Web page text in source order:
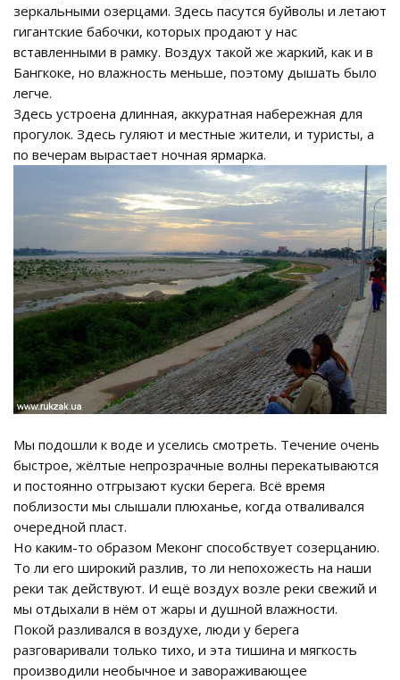
зеркальными озерцами. Здесь пасутся буйволы и летают
гигантские бабочки, которых продают у нас
вставленными в рамку. Воздух такой же жаркий, как и в
Бангкоке, но влажность меньше, поэтому дышать было
легче.
Здесь устроена длинная, аккуратная набережная для
прогулок. Здесь гуляют и местные жители, и туристы, а
по вечерам вырастает ночная ярмарка.
Мы подошли к воде и уселись смотреть. Течение очень
быстрое, жёлтые непрозрачные волны перекатываются
и постоянно отгрызают куски берега. Всё время
поблизости мы слышали плюханье, когда отваливался
очередной пласт.
Но каким-то образом Меконг способствует созерцанию.
То ли его широкий разлив, то ли непохожесть на наши
реки так действуют. И ещё воздух возле реки свежий и
мы отдыхали в нём от жары и душной влажности.
Покой разливался в воздухе, люди у берега
разговаривали только тихо, и эта тишина и мягкость
производили необычное и завораживающее